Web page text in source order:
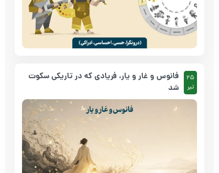
25
تیر
فانوس و غار و یار، فریادی که در تاریکی سکوت
شد